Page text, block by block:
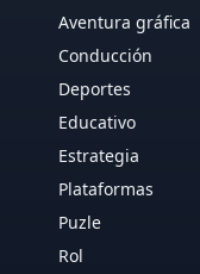
Aventura gráfica
Conducción
Deportes
Educativo
Estrategia
Plataformas
Puzle
Rol